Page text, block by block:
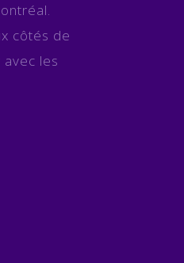
côtés de
les